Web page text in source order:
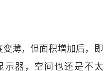
变薄， 但面积增加后，
即
示器 ， 空间也还是不太